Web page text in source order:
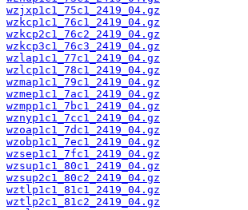
wzjxp1c1_75c1_2419_04.gz
wzkcp1c1_76c1_2419_04.gz
wzkcp2c1_76c2_2419_04.gz
wzkcp3c1_76c3_2419_04.gz
wzlap1c1_77c1_2419_04.gz
wzlcp1c1_78c1_2419_04.gz
wzmap1c1_79c1_2419_04.gz
wzmep1c1_7ac1_2419_04.gz
wzmpp1c1_7bc1_2419_04.gz
wznyp1c1_7cc1_2419_04.gz
wzoap1c1_7dc1_2419_04.gz
wzobp1c1_7ec1_2419_04.gz
wzsep1c1_7fc1_2419_04.gz
wzsup1c1_80c1_2419_04.gz
wzsup2c1_80c2_2419_04.gz
wztlp1c1_81c1_2419_04.gz
wztlp2c1_81c2_2419_04.gz